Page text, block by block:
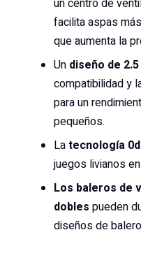
facilita aspas
que aumenta la
Un diseño de
compatibilidad y
para un
pequeños.
Latecnología
juegos livianos
Los baleros de
dobles pueden
diseños de